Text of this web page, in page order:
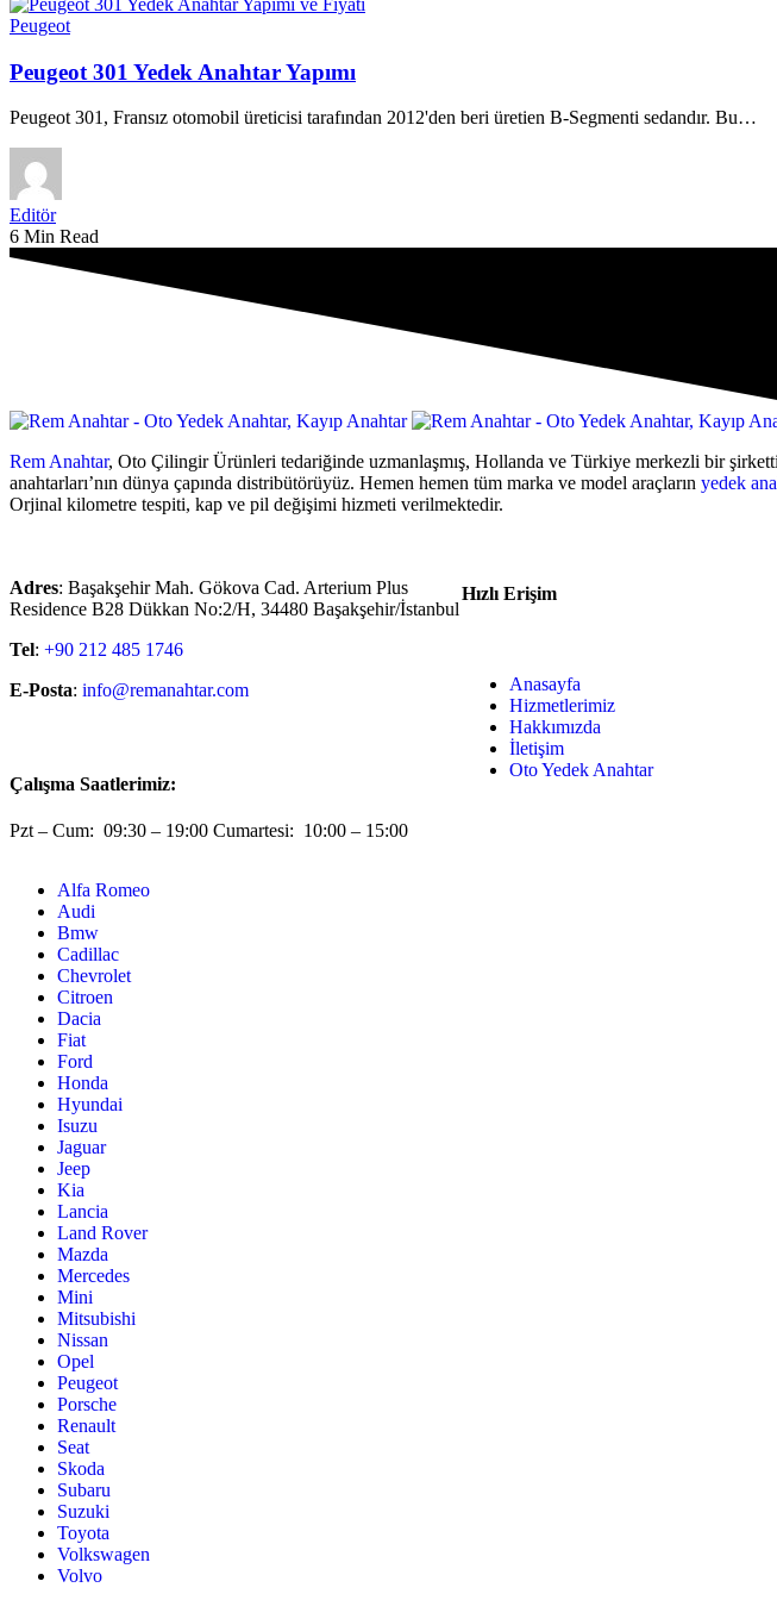
Peugeot
Peugeot 301 Yedek Anahtar Yapımı
Peugeot 301, Fransız otomobil üreticisi tarafından 2012'den beri üretien B-Segmenti sedandır. Bu…
Editör
6 Min Read
Rem Anahtar, Oto Çilingir Ürünleri tedariğinde uzmanlaşmış, Hollanda ve Türkiye merkezli bir
anahtarları’nın dünya çapında distribütörüyüz. Hemen hemen tüm marka ve model araçların yedek
Orjinal kilometre tespiti, kap ve pil değişimi hizmeti verilmektedir.
Adres: Başakşehir Mah. Gökova Cad. Arterium Plus
Residence B28 Dükkan No:2/H, 34480 Başakşehir/İstanbul
Tel: +90 212 485 1746
E-Posta: info@remanahtar.com
Çalışma Saatlerimiz:
Pzt – Cum: 09:30 – 19:00 Cumartesi: 10:00 – 15:00
Hızlı Erişim
Anasayfa
Hizmetlerimiz
Hakkımızda
İletişim
Oto Yedek Anahtar
Alfa Romeo
Audi
Bmw
Cadillac
Chevrolet
Citroen
Dacia
Fiat
Ford
Honda
Hyundai
Isuzu
Jaguar
Jeep
Kia
Lancia
Land Rover
Mazda
Mercedes
Mini
Mitsubishi
Nissan
Opel
Peugeot
Porsche
Renault
Seat
Skoda
Subaru
Suzuki
Toyota
Volkswagen
Volvo